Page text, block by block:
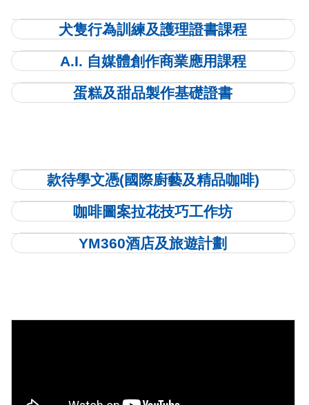
⽝隻⾏為訓練及護理證書課程
A.I. 自媒體創作商業應用課程
蛋糕及甜品製作基礎證書
款待學文憑(國際廚藝及精品咖啡)
咖啡圖案拉花技巧工作坊
YM360酒店及旅遊計劃